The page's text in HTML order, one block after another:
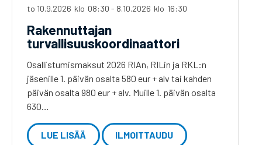
to 10.9.2026 klo 08:30 - 8.10.2026 klo 16:30
Rakennuttajan
turvallisuuskoordinaattori
Osallistumismaksut 2026 RIAn, RILin ja RKL:n
jäsenille 1. päivän osalta 580 eur + alv tai kahden
päivän osalta 980 eur + alv. Muille 1. päivän osalta
630…
LUE LISÄÄ ILMOITTAUDU